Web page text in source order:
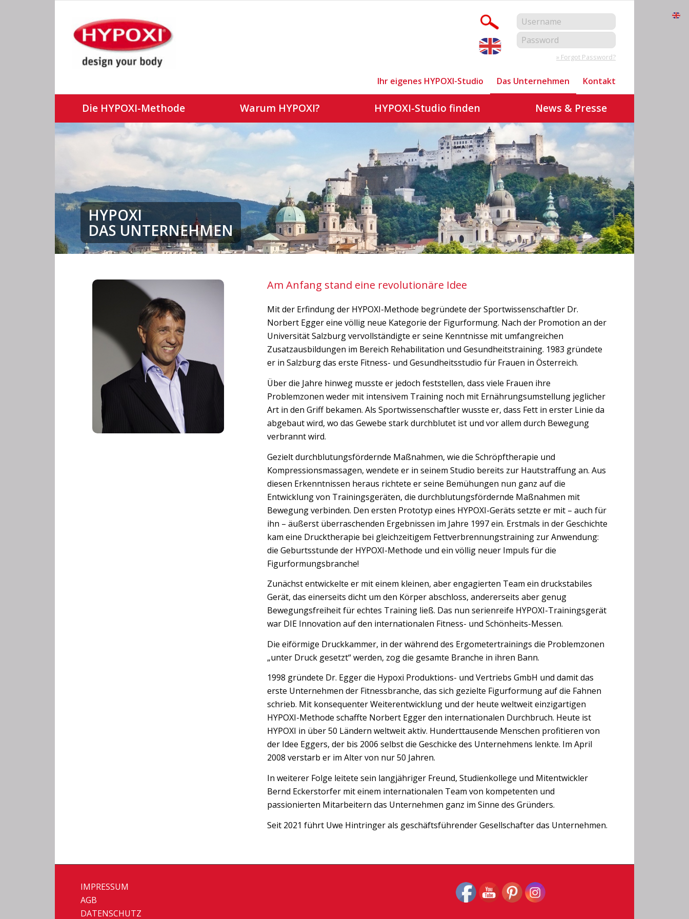
» Forgot Password?
Ihr eigenes HYPOXI-Studio Das Unternehmen Kontakt
Die HYPOXI-Methode Warum HYPOXI? HYPOXI-Studio finden News & Presse
HYPOXI
DAS UNTERNEHMEN
Am Anfang stand eine revolutionäre Idee
Mit der Erfindung der HYPOXI-Methode begründete der Sportwissenschaftler Dr.
Norbert Egger eine völlig neue Kategorie der Figurformung. Nach der Promotion an der
Universität Salzburg vervollständigte er seine Kenntnisse mit umfangreichen
Zusatzausbildungen im Bereich Rehabilitation und Gesundheitstraining. 1983 gründete
er in Salzburg das erste Fitness- und Gesundheitsstudio für Frauen in Österreich.
Über die Jahre hinweg musste er jedoch feststellen, dass viele Frauen ihre
Problemzonen weder mit intensivem Training noch mit Ernährungsumstellung jeglicher
Art in den Griff bekamen. Als Sportwissenschaftler wusste er, dass Fett in erster Linie da
abgebaut wird, wo das Gewebe stark durchblutet ist und vor allem durch Bewegung
verbrannt wird.
Gezielt durchblutungsfördernde Maßnahmen, wie die Schröpftherapie und
Kompressionsmassagen, wendete er in seinem Studio bereits zur Hautstraffung an. Aus
diesen Erkenntnissen heraus richtete er seine Bemühungen nun ganz auf die
Entwicklung von Trainingsgeräten, die durchblutungsfördernde Maßnahmen mit
Bewegung verbinden. Den ersten Prototyp eines HYPOXI-Geräts setzte er mit – auch für
ihn – äußerst überraschenden Ergebnissen im Jahre 1997 ein. Erstmals in der Geschichte
kam eine Drucktherapie bei gleichzeitigem Fettverbrennungstraining zur Anwendung:
die Geburtsstunde der HYPOXI-Methode und ein völlig neuer Impuls für die
Figurformungsbranche!
Zunächst entwickelte er mit einem kleinen, aber engagierten Team ein druckstabiles
Gerät, das einerseits dicht um den Körper abschloss, andererseits aber genug
Bewegungsfreiheit für echtes Training ließ. Das nun serienreife HYPOXI-Trainingsgerät
war DIE Innovation auf den internationalen Fitness- und Schönheits-Messen.
Die eiförmige Druckkammer, in der während des Ergometertrainings die Problemzonen
„unter Druck gesetzt“ werden, zog die gesamte Branche in ihren Bann.
1998 gründete Dr. Egger die Hypoxi Produktions- und Vertriebs GmbH und damit das
erste Unternehmen der Fitnessbranche, das sich gezielte Figurformung auf die Fahnen
schrieb. Mit konsequenter Weiterentwicklung und der heute weltweit einzigartigen
HYPOXI-Methode schaffte Norbert Egger den internationalen Durchbruch. Heute ist
HYPOXI in über 50 Ländern weltweit aktiv. Hunderttausende Menschen profitieren von
der Idee Eggers, der bis 2006 selbst die Geschicke des Unternehmens lenkte. Im April
2008 verstarb er im Alter von nur 50 Jahren.
In weiterer Folge leitete sein langjähriger Freund, Studienkollege und Mitentwickler
Bernd Eckerstorfer mit einem internationalen Team von kompetenten und
passionierten Mitarbeitern das Unternehmen ganz im Sinne des Gründers.
Seit 2021 führt Uwe Hintringer als geschäftsführender Gesellschafter das Unternehmen.
IMPRESSUM
AGB
DATENSCHUTZ
Set Youtube Channel ID